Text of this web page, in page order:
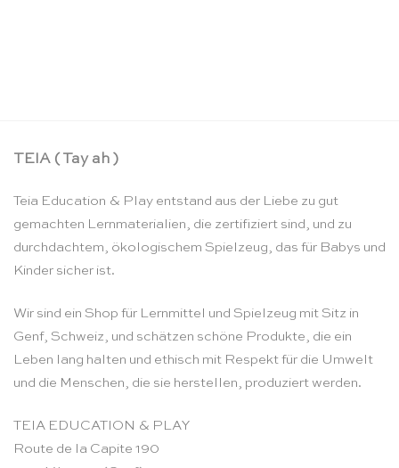
TEIA ( Tay ah )
Teia Education & Play entstand aus der Liebe zu gut
gemachten Lernmaterialien, die zertifiziert sind, und zu
durchdachtem, ökologischem Spielzeug, das für Babys und
Kinder sicher ist.
Wir sind ein Shop für Lernmittel und Spielzeug mit Sitz in
Genf, Schweiz, und schätzen schöne Produkte, die ein
Leben lang halten und ethisch mit Respekt für die Umwelt
und die Menschen, die sie herstellen, produziert werden.
TEIA EDUCATION & PLAY
Route de la Capite 190